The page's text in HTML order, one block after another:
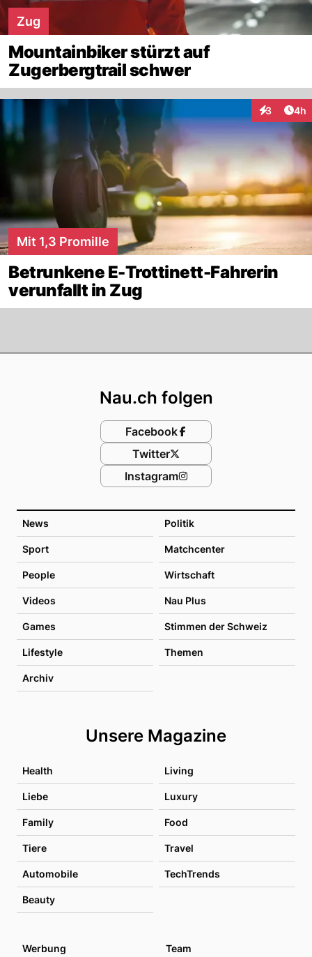
Zug
Mountainbiker stürzt auf
Zugerbergtrail schwer
3 4h
Mit 1,3 Promille
Betrunkene E-Trottinett-Fahrerin
verunfallt in Zug
News Politik
Sport Matchcenter
People Wirtschaft
Videos Nau Plus
Games Stimmen der Schweiz
Lifestyle Themen
Archiv
Unsere Magazine
Health Living
Liebe Luxury
Family Food
Tiere Travel
Automobile TechTrends
Beauty
Nau.ch folgen
Facebook
Twitter
Instagram
Werbung Team